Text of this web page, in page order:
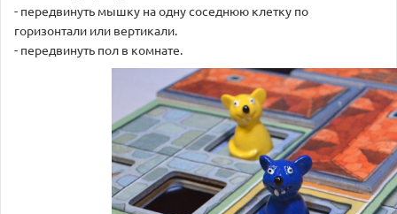
- передвинуть мышку на одну соседнюю клетку по
горизонтали или вертикали.
- передвинуть пол в комнате.